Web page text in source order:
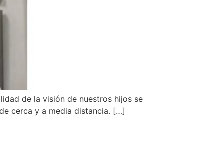
de la visión de nuestros hijos se
cerca y a media distancia. […]